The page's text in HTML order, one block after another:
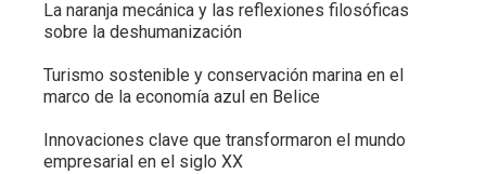
La naranja mecánica y las reflexiones filosóficas
sobre la deshumanización
Turismo sostenible y conservación marina en el
marco de la economía azul en Belice
Innovaciones clave que transformaron el mundo
empresarial en el siglo XX